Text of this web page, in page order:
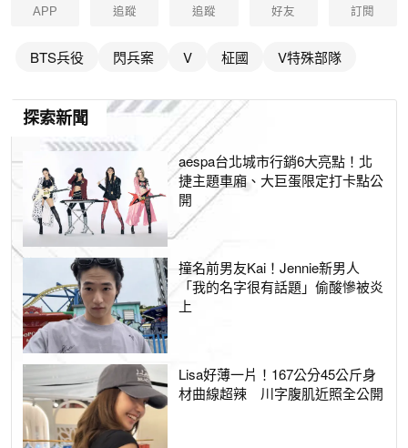
APP 追蹤 追蹤 好友 訂閱
BTS兵役 閃兵案 V 柾國 V特殊部隊
探索新聞
aespa台北城市行銷6大亮點！北
捷主題車廂、大巨蛋限定打卡點公
開
撞名前男友Kai！Jennie新男人
「我的名字很有話題」偷酸慘被炎
上
Lisa好薄一片！167公分45公斤身
材曲線超辣 川字腹肌近照全公開